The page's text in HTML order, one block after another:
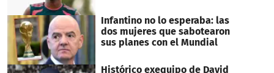
Infantino no lo esperaba: las
dos mujeres que sabotearon
sus planes con el Mundial
Histórico exequipo de David